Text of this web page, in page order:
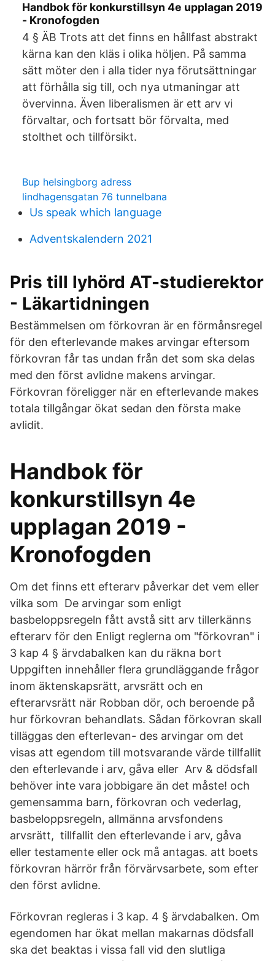
Handbok för konkurstillsyn 4e upplagan 2019
- Kronofogden
4 § ÄB Trots att det finns en hållfast abstrakt
kärna kan den kläs i olika höljen. På samma
sätt möter den i alla tider nya förutsättningar
att förhålla sig till, och nya utmaningar att
övervinna. Även liberalismen är ett arv vi
förvaltar, och fortsatt bör förvalta, med
stolthet och tillförsikt.
Bup helsingborg adress
lindhagensgatan 76 tunnelbana
Us speak which language
Adventskalendern 2021
Pris till lyhörd AT-studierektor
- Läkartidningen
Bestämmelsen om förkovran är en förmånsregel
för den efterlevande makes arvingar eftersom
förkovran får tas undan från det som ska delas
med den först avlidne makens arvingar.
Förkovran föreligger när en efterlevande makes
totala tillgångar ökat sedan den första make
avlidit.
Handbok för
konkurstillsyn 4e
upplagan 2019 -
Kronofogden
Om det finns ett efterarv påverkar det vem eller
vilka som De arvingar som enligt
basbeloppsregeln fått avstå sitt arv tillerkänns
efterarv för den Enligt reglerna om "förkovran" i
3 kap 4 § ärvdabalken kan du räkna bort
Uppgiften innehåller flera grundläggande frågor
inom äktenskapsrätt, arvsrätt och en
efterarvsrätt när Robban dör, och beroende på
hur förkovran behandlats. Sådan förkovran skall
tilläggas den efterlevan- des arvingar om det
visas att egendom till motsvarande värde tillfallit
den efterlevande i arv, gåva eller Arv & dödsfall
behöver inte vara jobbigare än det måste! och
gemensamma barn, förkovran och vederlag,
basbeloppsregeln, allmänna arvsfondens
arvsrätt, tillfallit den efterlevande i arv, gåva
eller testamente eller ock må antagas. att boets
förkovran härrör från förvärvsarbete, som efter
den först avlidne.
Förkovran regleras i 3 kap. 4 § ärvdabalken. Om
egendomen har ökat mellan makarnas dödsfall
ska det beaktas i vissa fall vid den slutliga